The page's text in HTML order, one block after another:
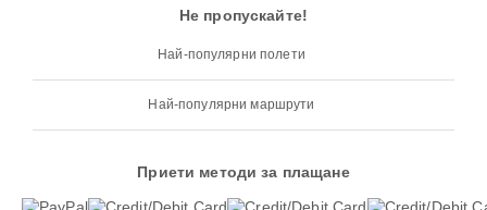
Не пропускайте!
Най-популярни полети
Най-популярни маршрути
Приети методи за плащане